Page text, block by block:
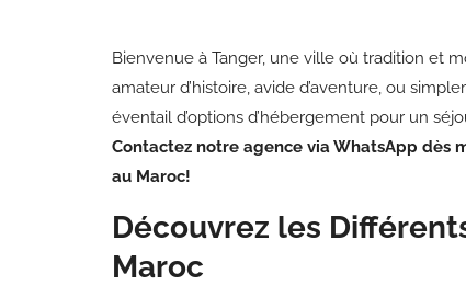
Bienvenue à Tanger, une ville où tradition et
amateur d’histoire, avide d’aventure, ou
éventail d’options d’hébergement pour un
Contactez notre agence via WhatsApp dès
au Maroc!
Découvrez les
Maroc